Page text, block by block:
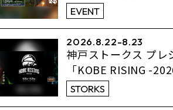
EVENT
2026.8.22-8.23
神戸ストークス プレ
「KOBE RISING -
STORKS